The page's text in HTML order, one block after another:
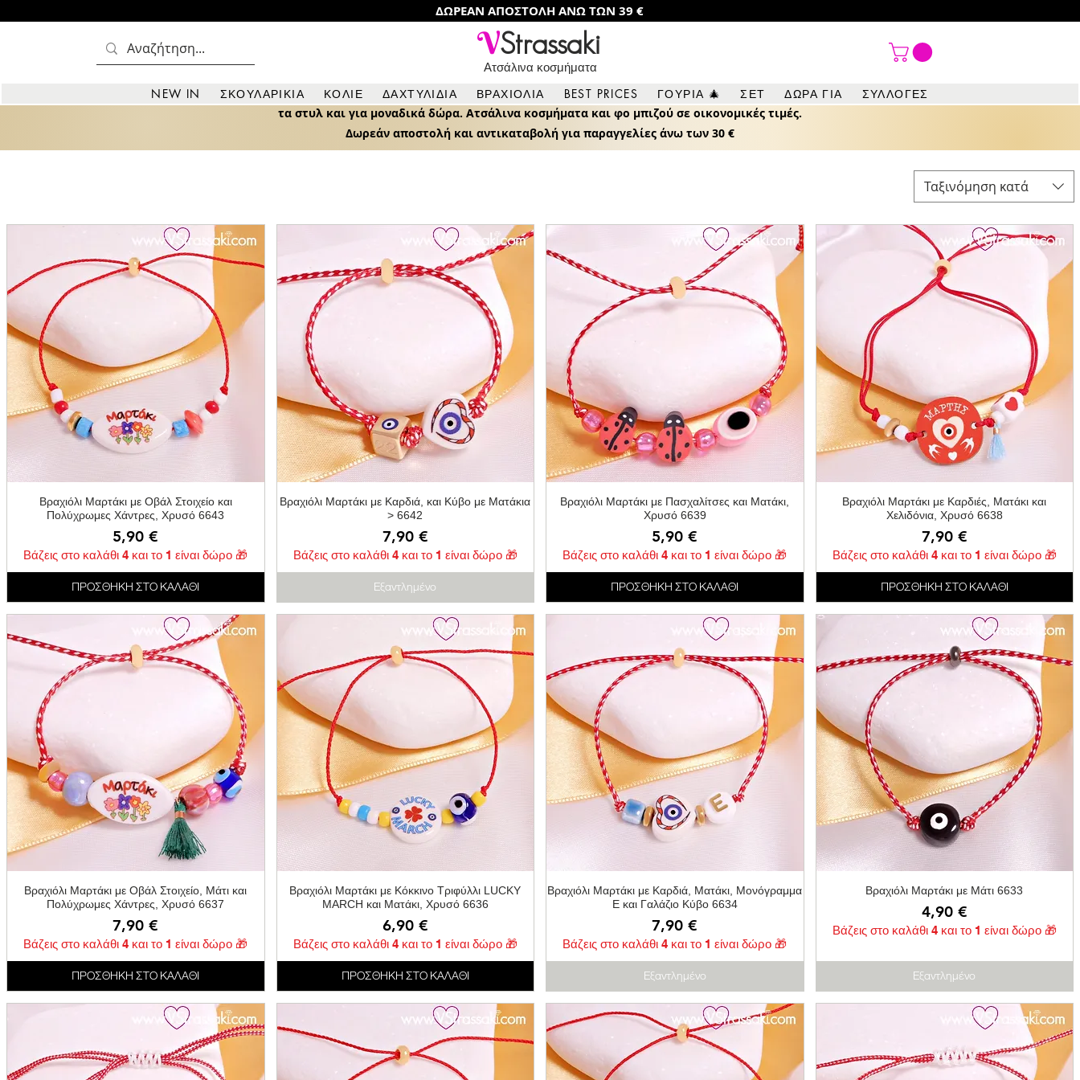
ΔΩΡΕΑΝ ΑΠΟΣΤΟΛΗ ΑΝΩ ΤΩΝ 39 €
VStrassaki
Ατσάλινα κοσμήματα
NEW IN ΣΚΟΥΛΑΡΙΚΙΑ ΚΟΛΙΕ ΔΑΧΤΥΛΙΔΙΑ ΒΡΑΧΙΟΛΙΑ BEST PRICES ΓΟΥΡΙΑ 🎄 ΣΕΤ ΔΩΡΑ ΓΙΑ ΣΥΛΛΟΓΕΣ
Επιλέξτε ατσάλινα βραχιόλια μαρτάκια με πασχαλίτσα, λουλούδια, τριφύλλι, χελιδόνια και άλλα διακοσμητικά στοιχεία για όλα
τα στυλ και για μοναδικά δώρα. Ατσάλινα κοσμήματα και φο μπιζού σε οικονομικές τιμές.
Δωρεάν αποστολή και αντικαταβολή για παραγγελίες άνω των 30 €
Ταξινόμηση κατά
Γρήγορη προβολή
Βραχιόλι Μαρτάκι με Οβάλ Στοιχείο και
Πολύχρωμες Χάντρες, Χρυσό 6643
Τιμή
5,90 €
Βάζεις στο καλάθι 4 και το 1 είναι δώρο 🎁
ΠΡΟΣΘΗΚΗ ΣΤΟ ΚΑΛΑΘΙ
Γρήγορη προβολή
Βραχιόλι Μαρτάκι με Καρδιά, και Κύβο με Ματάκια
> 6642
Τιμή
7,90 €
Βάζεις στο καλάθι 4 και το 1 είναι δώρο 🎁
Εξαντλημένο
Γρήγορη προβολή
Βραχιόλι Μαρτάκι με Πασχαλίτσες και Ματάκι,
Χρυσό 6639
Τιμή
5,90 €
Βάζεις στο καλάθι 4 και το 1 είναι δώρο 🎁
ΠΡΟΣΘΗΚΗ ΣΤΟ ΚΑΛΑΘΙ
Γρήγορη προβολή
Βραχιόλι Μαρτάκι με Καρδιές, Ματάκι και
Χελιδόνια, Χρυσό 6638
Τιμή
7,90 €
Βάζεις στο καλάθι 4 και το 1 είναι δώρο 🎁
ΠΡΟΣΘΗΚΗ ΣΤΟ ΚΑΛΑΘΙ
Γρήγορη προβολή
Βραχιόλι Μαρτάκι με Οβάλ Στοιχείο, Μάτι και
Πολύχρωμες Χάντρες, Χρυσό 6637
Τιμή
7,90 €
Βάζεις στο καλάθι 4 και το 1 είναι δώρο 🎁
ΠΡΟΣΘΗΚΗ ΣΤΟ ΚΑΛΑΘΙ
Γρήγορη προβολή
Βραχιόλι Μαρτάκι με Κόκκινο Τριφύλλι LUCKY
MARCH και Ματάκι, Χρυσό 6636
Τιμή
6,90 €
Βάζεις στο καλάθι 4 και το 1 είναι δώρο 🎁
ΠΡΟΣΘΗΚΗ ΣΤΟ ΚΑΛΑΘΙ
Γρήγορη προβολή
Βραχιόλι Μαρτάκι με Καρδιά, Ματάκι, Μονόγραμμα
Ε και Γαλάζιο Κύβο 6634
Τιμή
7,90 €
Βάζεις στο καλάθι 4 και το 1 είναι δώρο 🎁
Εξαντλημένο
Γρήγορη προβολή
Βραχιόλι Μαρτάκι με Μάτι 6633
Τιμή
4,90 €
Βάζεις στο καλάθι 4 και το 1 είναι δώρο 🎁
Εξαντλημένο